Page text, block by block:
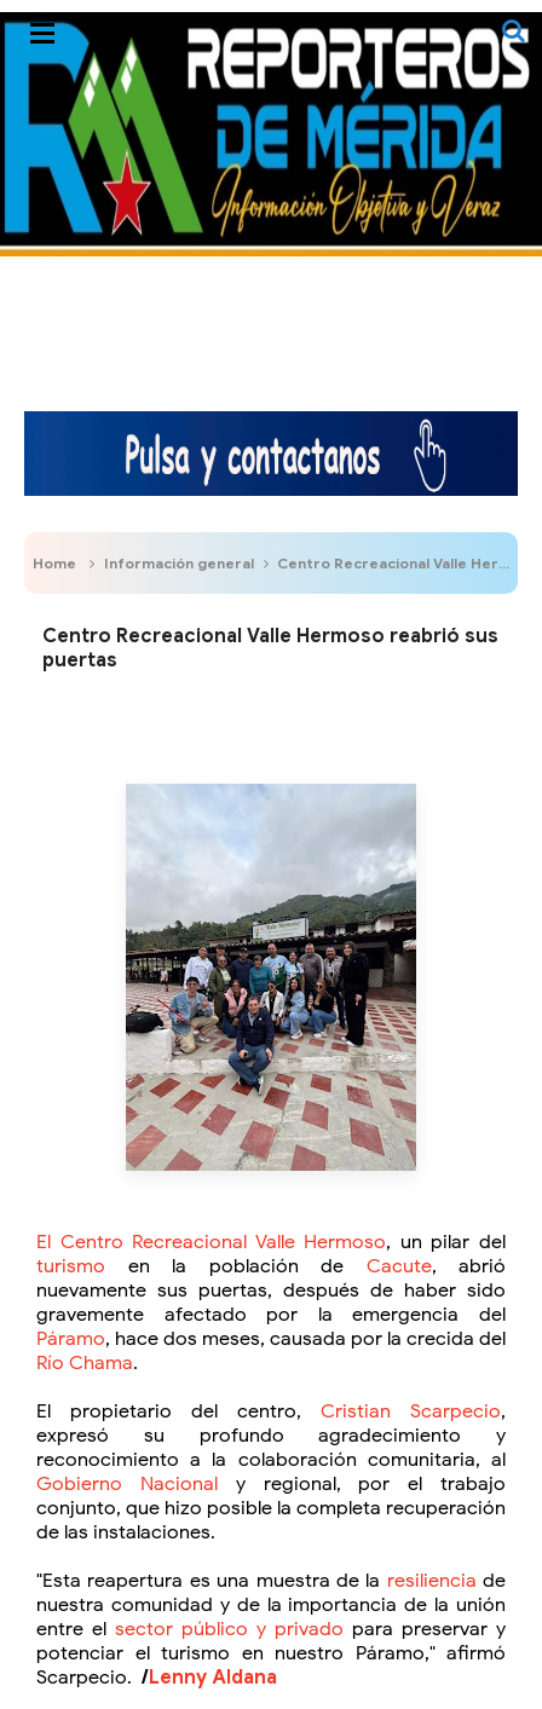
Home Información general Centro Recreacional Valle Hermoso reabrió sus puertas
Centro Recreacional Valle Hermoso reabrió sus
puertas
El Centro Recreacional Valle Hermoso, un pilar del
turismo en la población de Cacute, abrió
nuevamente sus puertas, después de haber sido
gravemente afectado por la emergencia del
Páramo, hace dos meses, causada por la crecida del
Río Chama.
El propietario del centro, Cristian Scarpecio,
expresó su profundo agradecimiento y
reconocimiento a la colaboración comunitaria, al
Gobierno Nacionaly regional, por el trabajo
conjunto, que hizo posible la completa recuperación
de las instalaciones.
"Esta reapertura es una muestra de la resiliencia de
nuestra comunidad y de la importancia de la unión
entre el sector público y privado para preservar y
potenciar el turismo en nuestro Páramo," afirmó
Scarpecio. /Lenny Aldana